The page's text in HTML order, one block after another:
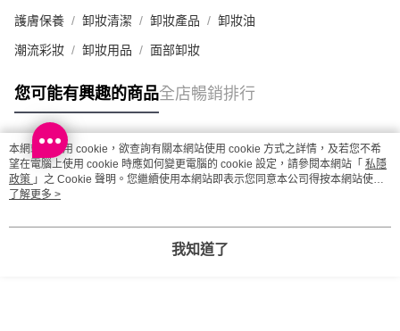
護膚保養 卸妝清潔 卸妝產品 卸妝油
潮流彩妝 卸妝用品 面部卸妝
您可能有興趣的商品全店暢銷排行
熱門標籤
熱銷排行
本網站中使用 cookie，欲查詢有關本網站使用 cookie 方式之詳情，及若您不希
望在電腦上使用 cookie 時應如何變更電腦的 cookie 設定，請參閱本網站「 私隱
政策 」之 Cookie 聲明。您繼續使用本網站即表示您同意本公司得按本網站使用
條款之 Cookie 聲明使用 cookie。
了解更多 >
我知道了